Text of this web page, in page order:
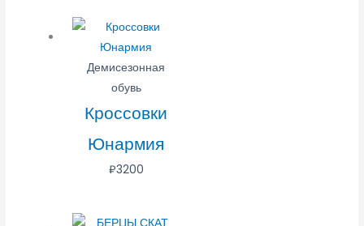
Демисезонная
обувь
Кроссовки
Юнармия
₽3200